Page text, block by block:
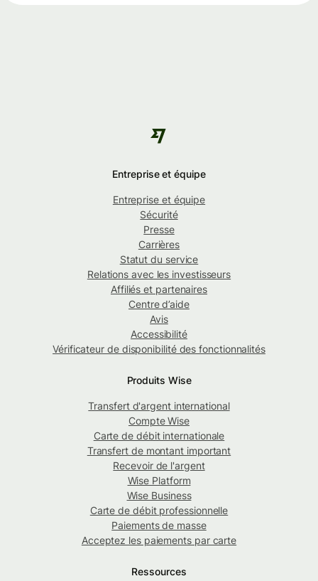
Entreprise et équipe
Entreprise et équipe
Sécurité
Presse
Carrières
Statut du service
Relations avec les investisseurs
Affiliés et partenaires
Centre d’aide
Avis
Accessibilité
Vérificateur de disponibilité des fonctionnalités
Produits Wise
Transfert d'argent international
Compte Wise
Carte de débit internationale
Transfert de montant important
Recevoir de l'argent
Wise Platform
Wise Business
Carte de débit professionnelle
Paiements de masse
Acceptez les paiements par carte
Ressources